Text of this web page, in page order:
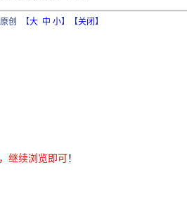
创 【大 中 小】【关闭】
继续浏览即可！